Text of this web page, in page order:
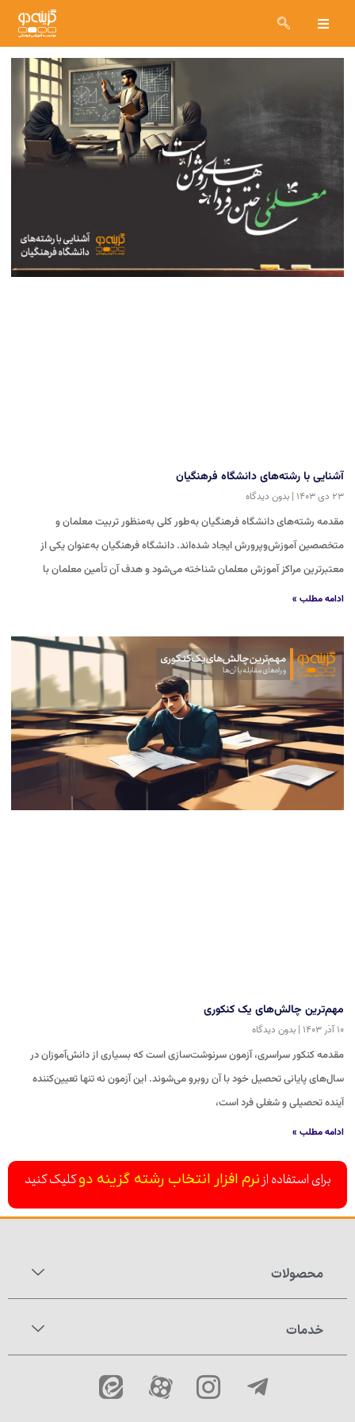
آشنایی با رشته‌های دانشگاه فرهنگیان
۲۳ دی ۱۴۰۳ بدون دیدگاه
مقدمه رشته‌های دانشگاه فرهنگیان به‌طور کلی به‌منظور تربیت معلمان و
متخصصین آموزش‌وپرورش ایجاد شده‌اند. دانشگاه فرهنگیان به‌عنوان یکی از
معتبرترین مراکز آموزش معلمان شناخته می‌شود و هدف آن تأمین معلمان با
ادامه مطلب »
مهم‌ترین چالش‌های یک کنکوری
۱۰ آذر ۱۴۰۳ بدون دیدگاه
مقدمه کنکور سراسری، آزمون سرنوشت‌سازی است که بسیاری از دانش‌آموزان در
سال‌های پایانی تحصیل خود با آن روبرو می‌شوند. این آزمون نه تنها تعیین‌کننده
آینده تحصیلی و شغلی فرد است،
ادامه مطلب »
برای استفاده ازنرم افزار انتخاب رشته گزینه دوکلیک کنید
محصولات
خدمات